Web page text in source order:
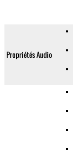
Propriétés Audio